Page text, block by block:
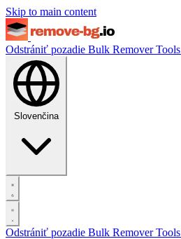
Skip to main content
Odstrániť pozadie Bulk RemoverTools
Slovenčina
Odstrániť pozadie Bulk RemoverTools